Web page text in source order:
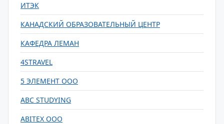
ИТЭК
КАНАДСКИЙ ОБРАЗОВАТЕЛЬНЫЙ ЦЕНТР
КАФЕДРА ЛЕМАН
4STRAVEL
5 ЭЛЕМЕНТ ООО
ABC STUDYING
ABITEX ООО